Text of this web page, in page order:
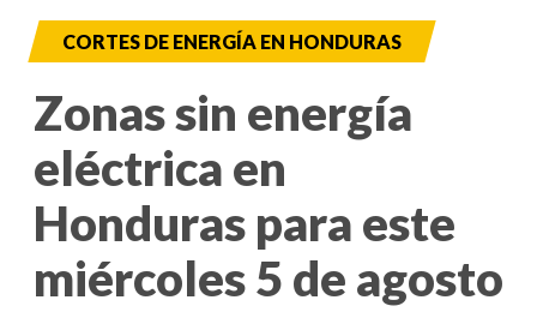
CORTES DE ENERGÍA EN HONDURAS
Zonas sin energía
eléctrica en
Honduras para este
miércoles 5 de agosto